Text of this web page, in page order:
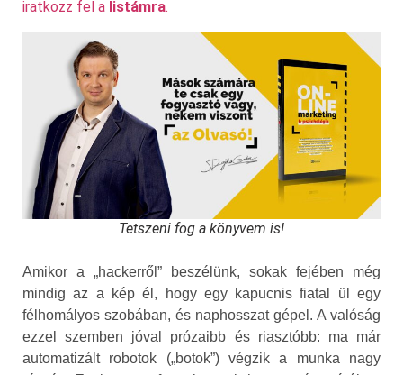
iratkozz fel a listámra.
Tetszeni fog a könyvem is!
Amikor a „hackerről” beszélünk, sokak fejében még
mindig az a kép él, hogy egy kapucnis fiatal ül egy
félhomályos szobában, és naphosszat gépel. A valóság
ezzel szemben jóval prózaibb és riasztóbb: ma már
automatizált robotok („botok”) végzik a munka nagy